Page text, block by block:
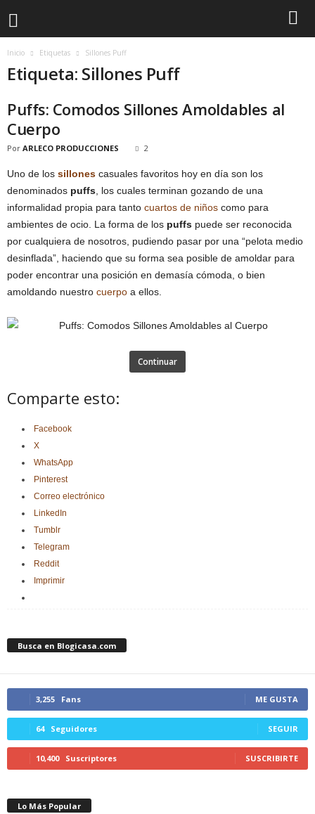
Inicio Etiquetas Sillones Puff
Etiqueta: Sillones Puff
Puffs: Comodos Sillones Amoldables al
Cuerpo
Por ARLECO PRODUCCIONES 2
Uno de los sillones casuales favoritos hoy en día son los
denominados puffs , los cuales terminan gozando de una
informalidad propia para tanto cuartos de niños como para
ambientes de ocio. La forma de los puffs puede ser reconocida
por cualquiera de nosotros, pudiendo pasar por una “pelota medio
desinflada”, haciendo que su forma sea posible de amoldar para
poder encontrar una posición en demasía cómoda, o bien
amoldando nuestro cuerpo a ellos.
Continuar
Comparte esto:
Facebook
X
WhatsApp
Pinterest
Correo electrónico
LinkedIn
Tumblr
Telegram
Reddit
Imprimir
Busca en Blogicasa.com
3,255 Fans ME GUSTA
64 Seguidores SEGUIR
10,400 Suscriptores SUSCRIBIRTE
Lo Más Popular